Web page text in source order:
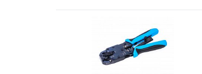
В корзину
Сравнение